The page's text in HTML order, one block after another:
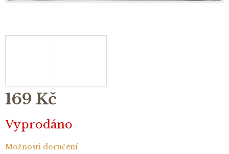
169 Kč
cena:
Vyprodáno
Možnosti doručení